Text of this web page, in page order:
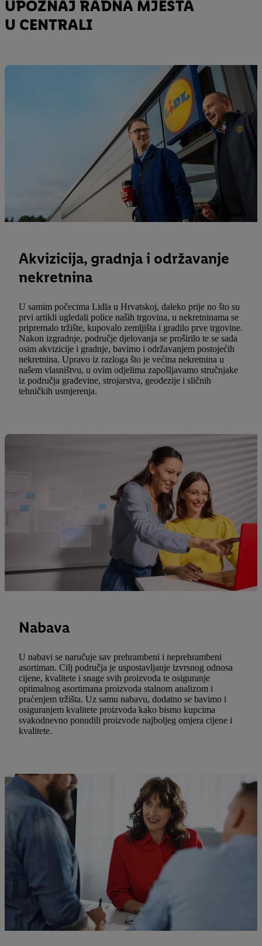
UPOZNAJ RADNA MJESTA
U CENTRALI
Akvizicija, gradnja i održavanje
nekretnina
U samim počecima Lidla u Hrvatskoj, daleko prije no što su
prvi artikli ugledali police naših trgovina, u nekretninama se
pripremalo tržište, kupovalo zemljišta i gradilo prve trgovine.
Nakon izgradnje, područje djelovanja se proširilo te se sada
osim akvizicije i gradnje, bavimo i održavanjem postojećih
nekretnina. Upravo iz razloga što je većina nekretnina u
našem vlasništvu, u ovim odjelima zapošljavamo stručnjake
iz područja građevine, strojarstva, geodezije i sličnih
tehničkih usmjerenja.
Nabava
U nabavi se naručuje sav prehrambeni i neprehrambeni
asortiman. Cilj područja je uspostavljanje izvrsnog odnosa
cijene, kvalitete i snage svih proizvoda te osiguranje
optimalnog asortimana proizvoda stalnom analizom i
praćenjem tržišta. Uz samu nabavu, dodatno se bavimo i
osiguranjem kvalitete proizvoda kako bismo kupcima
svakodnevno ponudili proizvode najboljeg omjera cijene i
kvalitete.